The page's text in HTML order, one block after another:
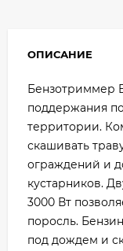
ОПИСАНИЕ
Бензотриммер
поддержания
территории.
скашивать
ограждений и
кустарников.
3000 Вт
поросль.
под дождем и